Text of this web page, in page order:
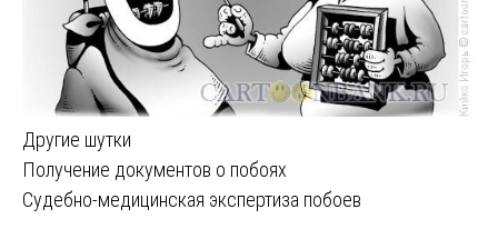
Другие шутки
Навигация
по
Получение документов о побоях
Судебно-медицинская экспертиза побоев